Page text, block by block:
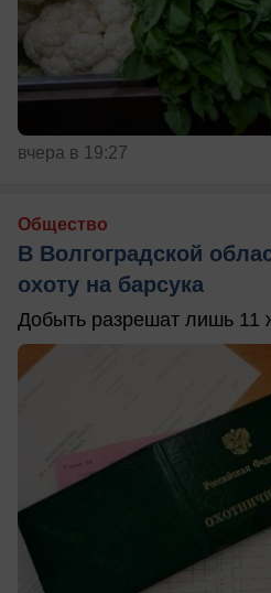
вчера в 19:27
Общество
В Волгоградской
охоту на барсука
Добыть разрешат лишь 11